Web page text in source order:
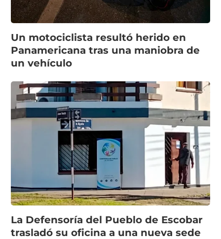
Un motociclista resultó herido en
Panamericana tras una maniobra de
un vehículo
La Defensoría del Pueblo de Escobar
trasladó su oficina a una nueva sede